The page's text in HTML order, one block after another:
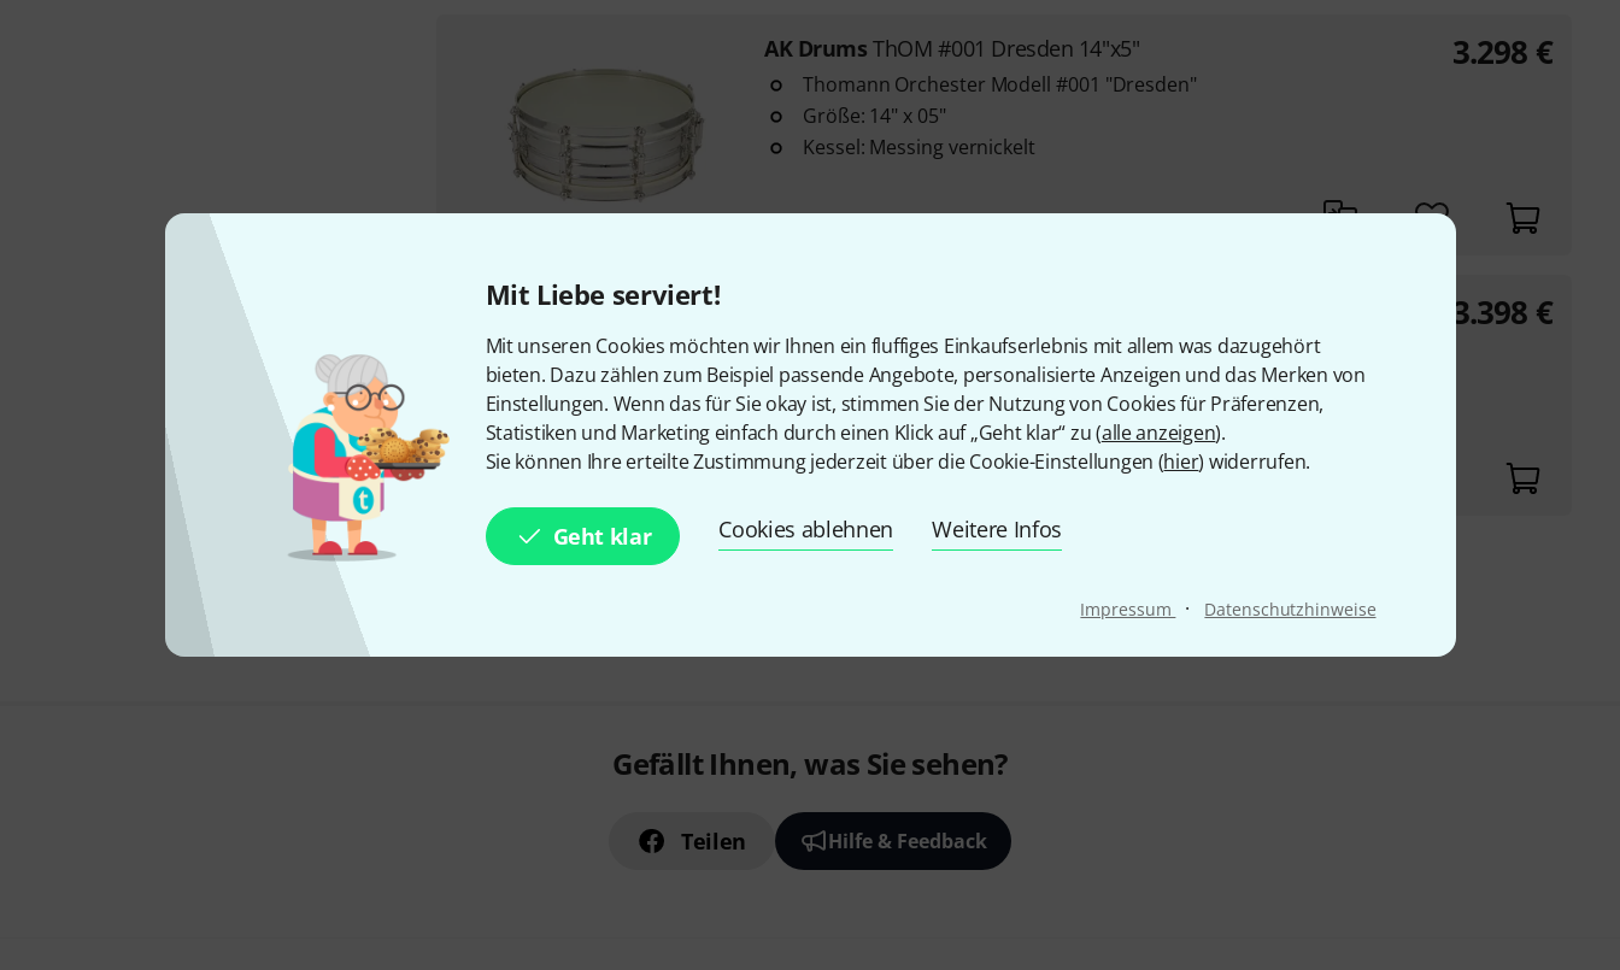
Mit Liebe serviert!
Mit unseren Cookies möchten wir Ihnen ein fluffiges Einkaufserlebnis mit allem was dazugehört
bieten. Dazu zählen zum Beispiel passende Angebote, personalisierte Anzeigen und das Merken von
Einstellungen. Wenn das für Sie okay ist, stimmen Sie der Nutzung von Cookies für Präferenzen,
Statistiken und Marketing einfach durch einen Klick auf „Geht klar“ zu (alle anzeigen).
Sie können Ihre erteilte Zustimmung jederzeit über die Cookie-Einstellungen (hier) widerrufen.
Geht klar Cookies ablehnen Weitere Infos
Impressum · Datenschutzhinweise
AK Drums ThOM #001 Dresden 14"x5"
Thomann Orchester Modell #001 "Dresden"
Größe: 14" x 05"
Kessel: Messing vernickelt
3.298 €
Thomann Orchester Modell #002 "Dresden"
Größe: 14" x 6,5"
Kessel: Messing vernickelt
3.398 €
Gefällt Ihnen, was Sie sehen?
Teilen Hilfe & Feedback